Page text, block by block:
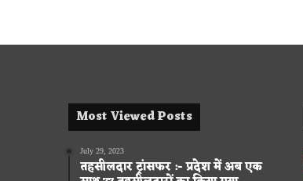
Most Viewed Posts
July 29, 2023
तहसीलदार ट्रांसफर :- प्रदेश में अब एक